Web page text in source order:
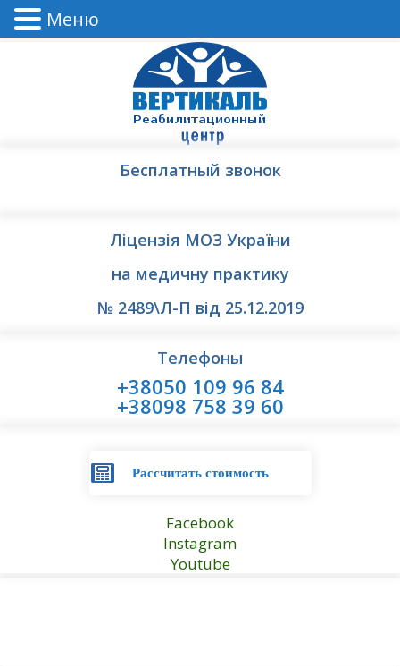
Бесплатный звонок
Ліцензія МОЗ України
на медичну практику
№ 2489\Л-П від 25.12.2019
Телефоны
+38050 109 96 84
+38098 758 39 60
Рассчитать стоимость
Facebook
Instagram
Youtube
Меню